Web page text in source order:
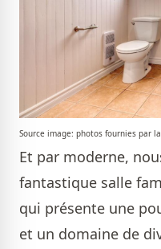
Source image: photos fournies par
Et par moderne,
fantastique salle
qui présente une
et un domaine de